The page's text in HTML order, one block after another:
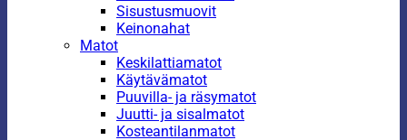
Sisustusmuovit
Keinonahat
Matot
Keskilattiamatot
Käytävämatot
Puuvilla- ja räsymatot
Juutti- ja sisalmatot
Kosteantilanmatot